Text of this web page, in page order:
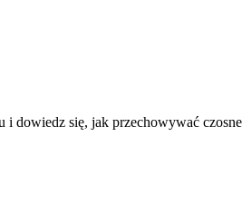
dowiedz się, jak przechowywać